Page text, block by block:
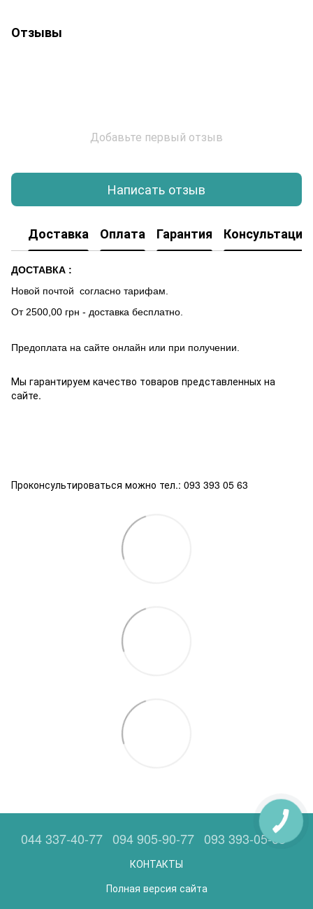
Отзывы
Добавьте первый отзыв
Написать отзыв
Доставка Оплата Гарантия Консультация
ДОСТАВКА :
Новой почтой согласно тарифам.
От 2500,00 грн - доставка бесплатно.
Предоплата на сайте онлайн или при получении.
Мы гарантируем качество товаров представленных на
сайте.
Проконсультироваться можно тел.: 093 393 05 63
044 337-40-77 094 905-90-77 093 393-05-63
КОНТАКТЫ
Полная версия сайта